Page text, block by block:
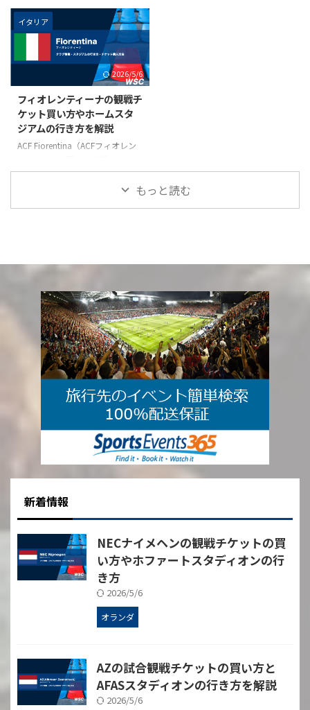
す。名称や愛称などの基本情報、
ホームスタジアムであるStadio
Atleti Azzurri d'Italia（スタディ
オ・アトレティ・アズーリ・ディ
ターリア）の所在地と行き方、ア
タランタBCの試合のチケット手
配方法などを解説しています。現
地観戦をお考えの方は参考にご覧
ください。 クラブ基本情報 名称
Atalanta BC（アタランタBC） 創
設年 1907年 愛称 Nerazzurri（ネ
ムカラー ...
ル） チームカラー ...
イタリア
2026/5/6
フィオレンティーナの観戦チ
ケット買い方やホームスタ
ジアムの行き方を解説
ACF Fiorentina（ACFフィオレン
たページです。クラブ創設年や愛
称などの基本情報、ホームスタジ
しています。現地観戦をお考えの
ブ基本情報 名称 ACF
Fiorentina（ACFフィオレンティ
ーナ） 創設年 2002年 愛称
Viola（ヴィオラ）*紫の意味 チー
ムカラー ...
もっと読む
新着情報
NECナイメヘンの観戦チケットの買
い方やホファートスタディオンの行
き方
2026/5/6
オランダ
AZの試合観戦チケットの買い方と
AFASスタディオンの行き方を解説
2026/5/6